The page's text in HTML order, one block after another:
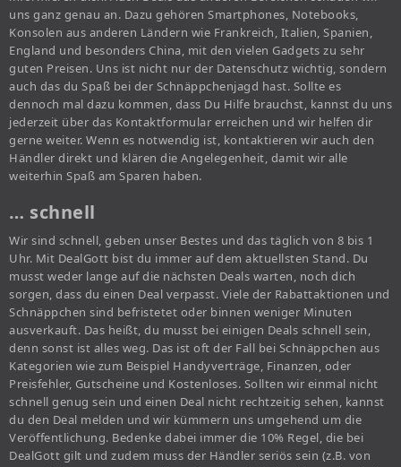
uns ganz genau an. Dazu gehören Smartphones, Notebooks,
Konsolen aus anderen Ländern wie Frankreich, Italien, Spanien,
England und besonders China, mit den vielen Gadgets zu sehr
guten Preisen. Uns ist nicht nur der Datenschutz wichtig, sondern
auch das du Spaß bei der Schnäppchenjagd hast. Sollte es
dennoch mal dazu kommen, dass Du Hilfe brauchst, kannst du uns
jederzeit über das Kontaktformular erreichen und wir helfen dir
gerne weiter. Wenn es notwendig ist, kontaktieren wir auch den
Händler direkt und klären die Angelegenheit, damit wir alle
weiterhin Spaß am Sparen haben.
… schnell
Wir sind schnell, geben unser Bestes und das täglich von 8 bis 1
Uhr. Mit DealGott bist du immer auf dem aktuellsten Stand. Du
musst weder lange auf die nächsten Deals warten, noch dich
sorgen, dass du einen Deal verpasst. Viele der Rabattaktionen und
Schnäppchen sind befristetet oder binnen weniger Minuten
ausverkauft. Das heißt, du musst bei einigen Deals schnell sein,
denn sonst ist alles weg. Das ist oft der Fall bei Schnäppchen aus
Kategorien wie zum Beispiel Handyverträge, Finanzen, oder
Preisfehler, Gutscheine und Kostenloses. Sollten wir einmal nicht
schnell genug sein und einen Deal nicht rechtzeitig sehen, kannst
du den Deal melden und wir kümmern uns umgehend um die
Veröffentlichung. Bedenke dabei immer die 10% Regel, die bei
DealGott gilt und zudem muss der Händler seriös sein (z.B. von